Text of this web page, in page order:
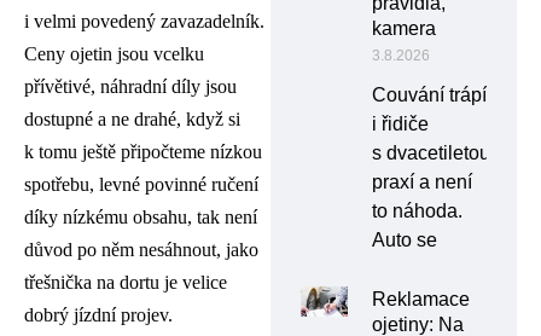
i velmi povedený zavazadelník.
Ceny ojetin jsou vcelku
přívětivé, náhradní díly jsou
dostupné a ne drahé, když si
k tomu ještě připočteme nízkou
spotřebu, levné povinné ručení
díky nízkému obsahu, tak není
důvod po něm nesáhnout, jako
třešnička na dortu je velice
dobrý jízdní projev.
kamera
3.8.2026
Couvání trápí
i řidiče
s dvacetiletou
praxí a není
to náhoda.
Auto se
Reklamace
ojetiny: Na